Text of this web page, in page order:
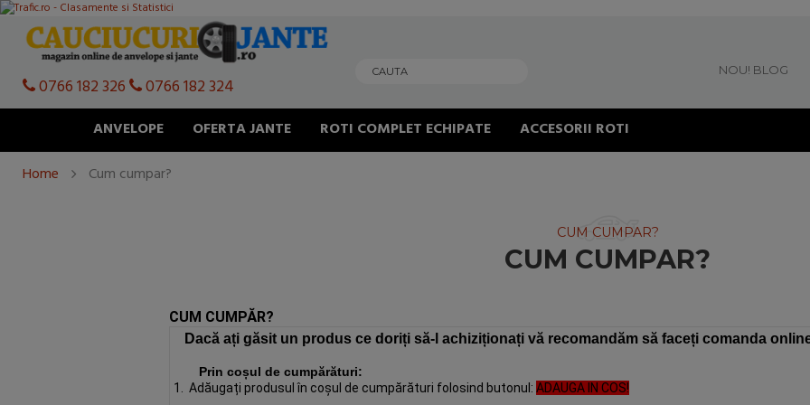
0766 182 326 0766 182 324
NOU! BLOG
ANVELOPE OFERTA JANTE ROTI COMPLET ECHIPATE
ACCESORII ROTI
Home
Cum cumpar?
CUM CUMPAR?
CUM CUMPAR?
CUM CUMPĂR?
Dacă ați găsit un produs ce doriți să-l achiziționați vă recomandăm să faceți comanda
Prin coșul de cumpărături:
1. Adăugați produsul în coșul de cumpărături folosind butonul: ADAUGA IN COS!